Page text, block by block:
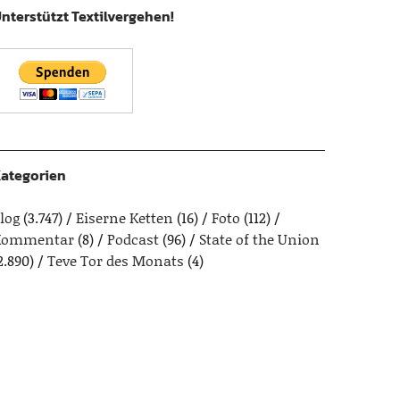
Textilvergehen!
(3.747) Eiserne Ketten (16) Foto (112)
(8) Podcast(96)
State of the Union
Teve Tor des Monats (4)